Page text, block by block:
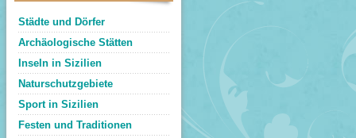
Städte und Dörfer
Archäologische Stätten
Inseln in Sizilien
Naturschutzgebiete
Sport in Sizilien
Festen und Traditionen